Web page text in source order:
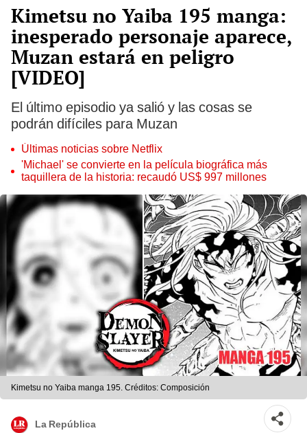
Kimetsu no Yaiba 195 manga:
inesperado personaje aparece,
Muzan estará en peligro
[VIDEO]
El último episodio ya salió y las cosas se
podrán difíciles para Muzan
Últimas noticias sobre Netflix
'Michael' se convierte en la película biográfica más
taquillera de la historia: recaudó US$ 997 millones
Kimetsu no Yaiba manga 195. Créditos: Composición
La República